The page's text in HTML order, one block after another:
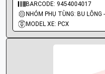
BARCODE: 9454004017
MODEL XE: PCX